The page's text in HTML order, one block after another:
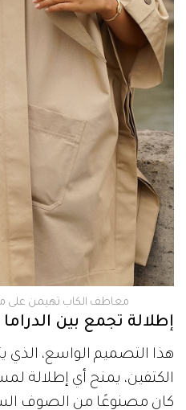
معاطف الكاب تهيمن على
إطلالة تجمع بين
هذا التصميم الواسع، الذي
الكتفين، يمنح أي إطلالة
كان مصنوعًا من الصوف